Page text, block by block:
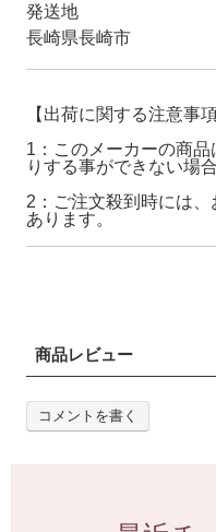
発送地
長崎県長崎市
【出荷に関する注意事項
1：このメーカーの商
りする事ができない場
2：ご注文殺到時には
あります。
商品レビュー
コメントを書く